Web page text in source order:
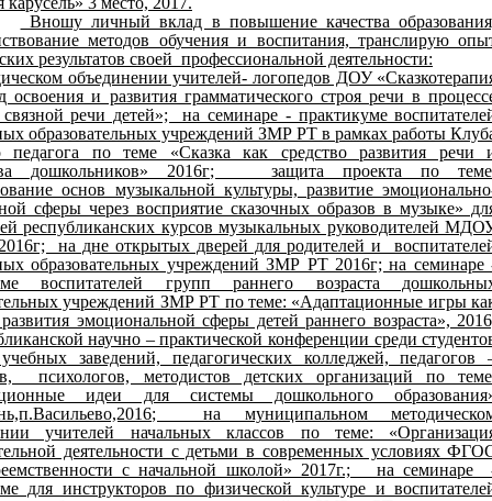
Вношу личный вклад в повышение качества
методов обучения и воспитания, транслирую
результатов своей профессиональной деятельности:
объединении учителей- логопедов ДОУ
освоения и развития грамматического строя речи в
связной речи детей»; на семинаре - практикуме
образовательных учреждений ЗМР РТ в рамках работы
педагога по теме «Сказка как средство развития речи
дошкольников» 2016г; защита проекта по
основ музыкальной культуры, развитие
сферы через восприятие сказочных образов в музыке»
республиканских курсов музыкальных руководителей
на дне открытых дверей для родителей и
образовательных учреждений ЗМР РТ 2016г; на семинаре
воспитателей групп раннего возраста
учреждений ЗМР РТ по теме: «Адаптационные игры
развития эмоциональной сферы детей раннего возраста»,
научно – практической конференции среди
заведений, педагогических колледжей, педагогов
психологов, методистов детских организаций по
идеи для системы дошкольного
на муниципальном
учителей начальных классов по теме:
деятельности с детьми в современных условиях
с начальной школой» 2017г.; на семинаре
для инструкторов по физической культуре и